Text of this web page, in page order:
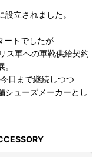
立されました。
ートでしたが
ス軍への軍靴供給契約
日まで継続しつつ
シューズメーカーとし